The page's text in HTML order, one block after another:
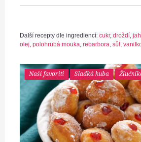
Další recepty dle ingrediencí: cukr, droždí,
olej, polohrubá mouka, rebarbora, sůl ,
Naši favoriti Sladká huba